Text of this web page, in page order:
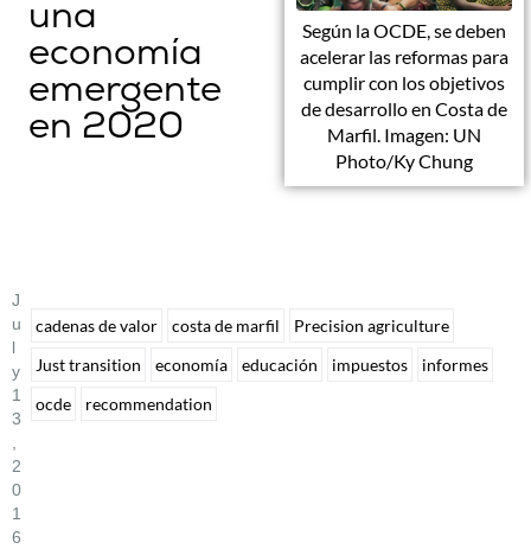
una
economía
emergente
en 2020
Según la OCDE, se deben
acelerar las reformas para
cumplir con los objetivos
de desarrollo en Costa de
Marfil. Imagen: UN
Photo/Ky Chung
J
U
L
Y
1
3
,
2
0
1
6
cadenas de valor costa de marfil
Precision agriculture
Just transition
economía educación impuestos
informes
ocde
recommendation